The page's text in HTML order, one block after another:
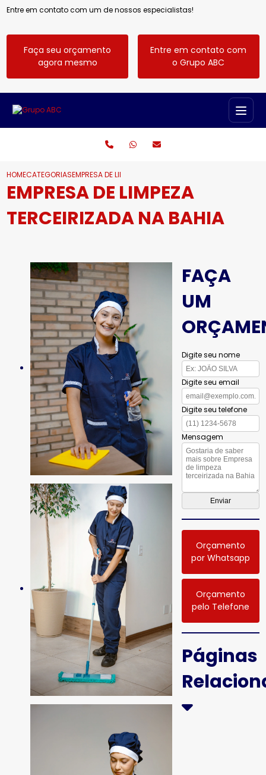
Entre em contato com um de nossos especialistas!
Faça seu orçamento
agora mesmo
Entre em contato com
o Grupo ABC
HOMECATEGORIASEMPRESA DE LIMPEZA TERCEIRIZADA NA BAHIA
EMPRESA DE LIMPEZA
TERCEIRIZADA NA BAHIA
FAÇA
UM
Digite seu nome
Digite seu email
Digite seu telefone
Mensagem
Orçamento
por Whatsapp
Orçamento
pelo Telefone
Páginas